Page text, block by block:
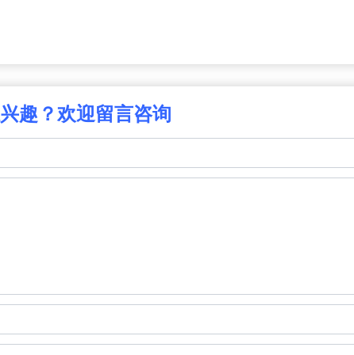
趣？欢迎留言咨询